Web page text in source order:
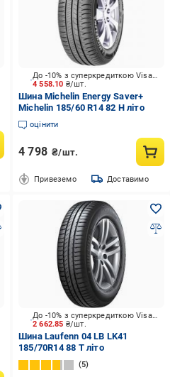
4 558.10 ₴/шт.
До -10% з суперкредиткою Visa Вигода
Шина Michelin Energy Saver+
Michelin 185/60 R14 82 H літо
оцінити
4 798 ₴/шт.
Привеземо Доставимо
2 662.85 ₴/шт.
До -10% з суперкредиткою Visa Вигода
Шина Laufenn 04 LB LK41
185/70R14 88 T літо
5